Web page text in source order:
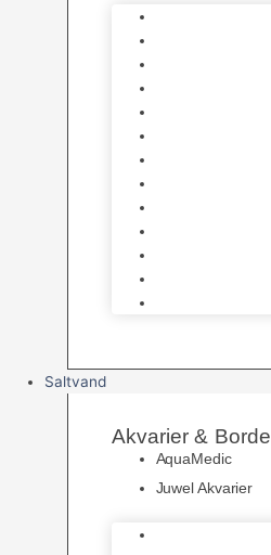
Saltvand
Akvarier & Borde
AquaMedic
Juwel Akvarier